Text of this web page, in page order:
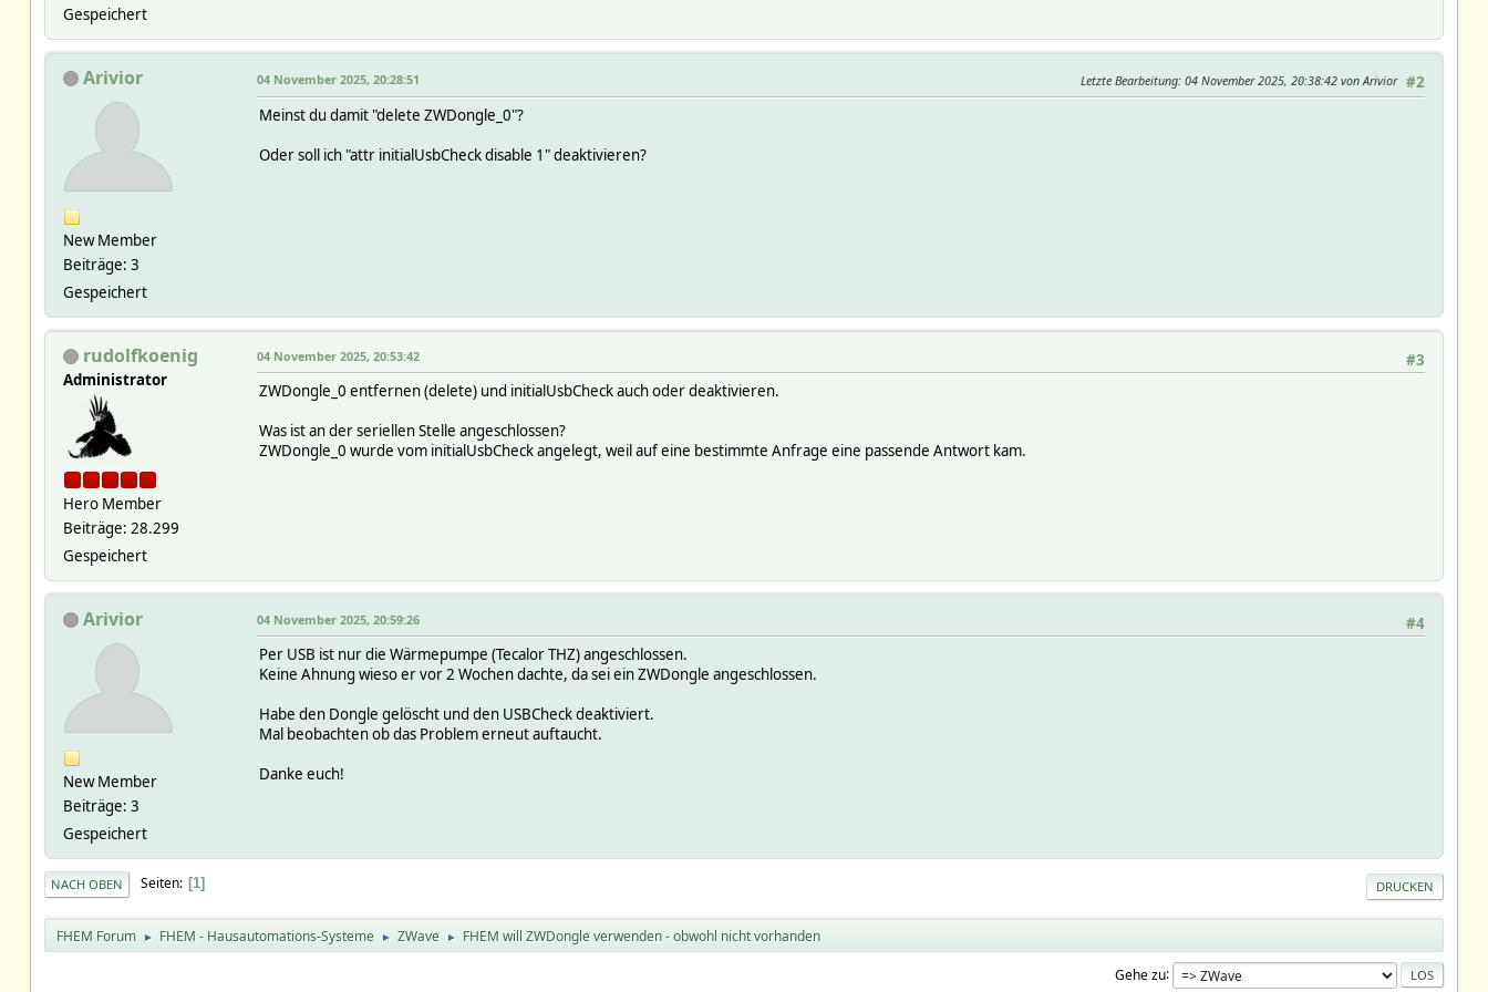
Gespeichert
Arivior
New Member
Beiträge: 3
Gespeichert
#2
04 November 2025, 20:28:51 Letzte Bearbeitung: 04 November 2025, 20:38:42 von Arivior
Meinst du damit "delete ZWDongle_0"?
Oder soll ich "attr initialUsbCheck disable 1" deaktivieren?
rudolfkoenig
Administrator
Hero Member
Beiträge: 28.299
Gespeichert
#3
04 November 2025, 20:53:42
ZWDongle_0 entfernen (delete) und initialUsbCheck auch oder deaktivieren.
Was ist an der seriellen Stelle angeschlossen?
ZWDongle_0 wurde vom initialUsbCheck angelegt, weil auf eine bestimmte Anfrage eine passende Antwort kam.
Arivior
New Member
Beiträge: 3
Gespeichert
#4
04 November 2025, 20:59:26
Per USB ist nur die Wärmepumpe (Tecalor THZ) angeschlossen.
Keine Ahnung wieso er vor 2 Wochen dachte, da sei ein ZWDongle angeschlossen.
Habe den Dongle gelöscht und den USBCheck deaktiviert.
Mal beobachten ob das Problem erneut auftaucht.
Danke euch!
DRUCKEN
NACH OBEN Seiten 1
FHEM Forum ► FHEM - Hausautomations-Systeme ► ZWave ► FHEM will ZWDongle verwenden - obwohl nicht vorhanden
Gehe zu